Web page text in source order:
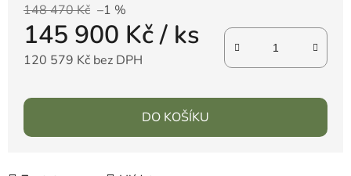
148 470 Kč –1 %
145 900 Kč/ ks
120 579 Kč bez DPH
DO KOŠÍKU